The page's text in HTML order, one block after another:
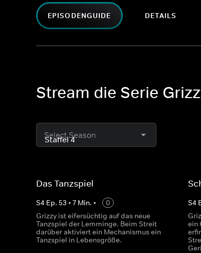
EPISODENGUIDE DETAILS
Stream die Serie
Select Season
Das Tanzspiel
S4 Ep. 53 • 7 Min. •
0
Grizzy ist eifersüchtig auf das neue
Tanzspiel der Lemminge. Beim Streit
darüber aktiviert ein Mechanismus ein
Tanzspiel in Lebensgröße.
S4
ein